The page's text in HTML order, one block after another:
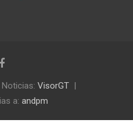
Noticias: VisorGT
a: andpm